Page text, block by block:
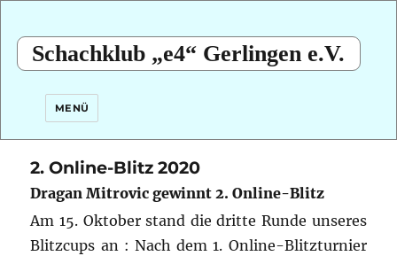
Schachklub „e4“ Gerlingen e.V.
MENÜ
2. Online-Blitz 2020
Dragan Mitrovic gewinnt 2. Online-Blitz
Am 15. Oktober stand die dritte Runde unseres
Blitzcups an : Nach dem 1. Online-Blitzturnier